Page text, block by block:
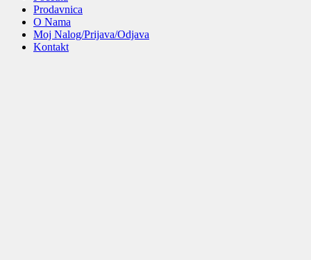
Prodavnica
O Nama
Moj Nalog/Prijava/Odjava
Kontakt